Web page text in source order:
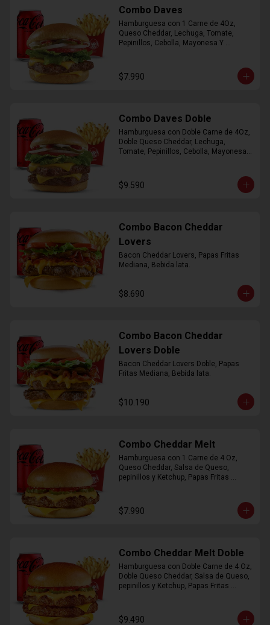
Combo Daves
Hamburguesa con 1 Carne de 4Oz,
Queso Cheddar, Lechuga, Tomate,
Pepinillos, Cebolla, Mayonesa Y
$7.990
Combo Daves Doble
Hamburguesa con Doble Carne de 4Oz,
Doble Queso Cheddar, Lechuga,
Tomate, Pepinillos, Cebolla, Mayonesa y
$9.590
Combo Bacon Cheddar
Lovers
Bacon Cheddar Lovers, Papas Fritas
Mediana, Bebida lata.
$8.690
Combo Bacon Cheddar
Lovers Doble
Bacon Cheddar Lovers Doble, Papas
Fritas Mediana, Bebida lata.
$10.190
Combo Cheddar Melt
Hamburguesa con 1 Carne de 4 Oz,
Queso Cheddar, Salsa de Queso,
pepinillos y Ketchup, Papas Fritas
$7.990
Combo Cheddar Melt Doble
Hamburguesa con Doble Carne de 4 Oz,
Doble Queso Cheddar, Salsa de Queso,
pepinillos y Ketchup, Papas Fritas
$9.490